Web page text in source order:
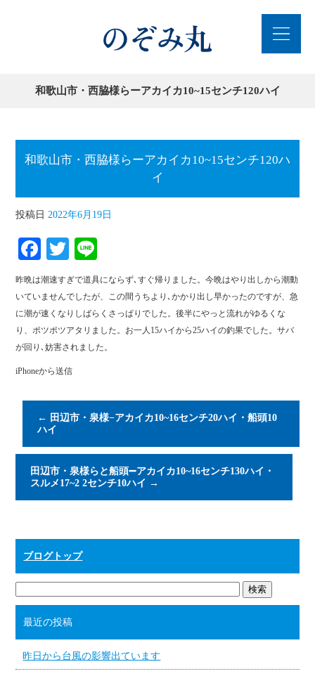
和歌山市・西脇様らーアカイカ10~15センチ120ハイ
和歌山市・西脇様らーアカイカ10~15センチ120ハ
イ
投稿日 2022年6月19日
Fa
ce
bo
ok
T
wi
tte
r
ne
昨晩は潮速すぎで道具にならず､すぐ帰りました。今晩はやり出しから潮動
いていませんでしたが、この間うちより､かかり出し早かったのですが、急
に潮が速くなりしばらくさっぱりでした。後半にやっと流れがゆるくな
り、ポツポツアタリました。お一人15ハイから25ハイの釣果でした。サバ
が回り､妨害されました。
iPhoneから送信
← 田辺市・泉様−アカイカ10~16センチ20ハイ・船頭10
ハイ
田辺市・泉様らと船頭➖アカイカ10~16センチ130ハイ・
スルメ17~2 2センチ10ハイ →
ブログトップ
最近の投稿
昨日から台風の影響出ています